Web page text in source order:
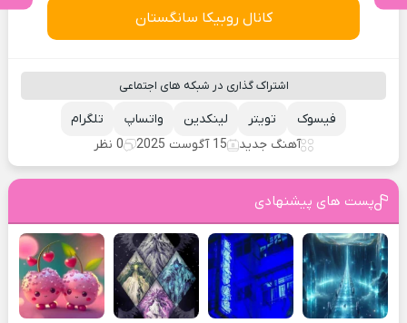
کانال روبیکا سانگستان
اشتراک گذاری در شبکه های اجتماعی
تلگرام واتساپ لینکدین تویتر
فیسوک
آهنگ جدید
15 آگوست 2025 0 نظر
پست های پیشنهادی